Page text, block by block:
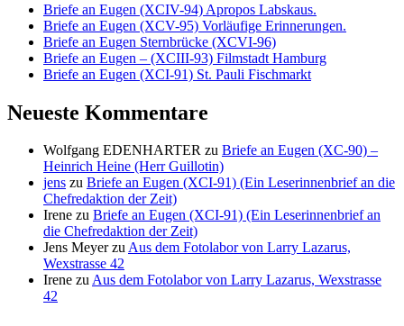
(Ignaz
Wrobel)
Briefe an Eugen (XCIV-94) Apropos Labskaus.
Briefe an Eugen (XCV-95) Vorläufige Erinnerungen.
Briefe an Eugen Sternbrücke (XCVI-96)
Briefe an Eugen – (XCIII-93) Filmstadt Hamburg
Briefe an Eugen (XCI-91) St. Pauli Fischmarkt
Neueste Kommentare
Wolfgang EDENHARTER zu Briefe an Eugen (XC-90) –
Heinrich Heine (Herr Guillotin)
jens zu Briefe an Eugen (XCI-91) (Ein Leserinnenbrief an die
Chefredaktion der Zeit)
Irene zu Briefe an Eugen (XCI-91) (Ein Leserinnenbrief an
die Chefredaktion der Zeit)
Jens MeyerzuAus dem Fotolabor von Larry Lazarus,
Wexstrasse 42
Irene zuAus dem Fotolabor von Larry Lazarus, Wexstrasse
42